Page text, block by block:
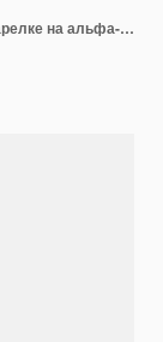
Свежий апельсин, нарезанный в белой тарелке на альфа-слое